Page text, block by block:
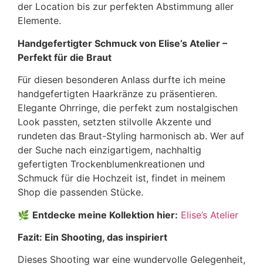
der Location bis zur perfekten Abstimmung aller
Elemente.
Handgefertigter Schmuck von Elise’s Atelier –
Perfekt für die Braut
Für diesen besonderen Anlass durfte ich meine
handgefertigten Haarkränze zu präsentieren.
Elegante Ohrringe, die perfekt zum nostalgischen
Look passten, setzten stilvolle Akzente und
rundeten das Braut-Styling harmonisch ab. Wer auf
der Suche nach einzigartigem, nachhaltig
gefertigten Trockenblumenkreationen und
Schmuck für die Hochzeit ist, findet in meinem
Shop die passenden Stücke.
🌿 Entdecke meine Kollektion hier: Elise’s Atelier
Fazit: Ein Shooting, das inspiriert
Dieses Shooting war eine wundervolle Gelegenheit,